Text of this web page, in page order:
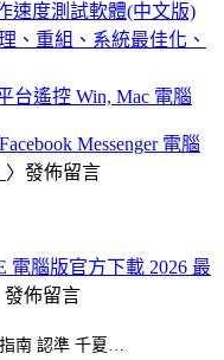
速度測試軟體(中文版)
、重組、系統最佳化、
台遙控 Win, Mac 電腦
Facebook Messenger 電腦
〉發佈留言
電腦版官方下載 2026 最
發佈留言
南 認準 千夏…